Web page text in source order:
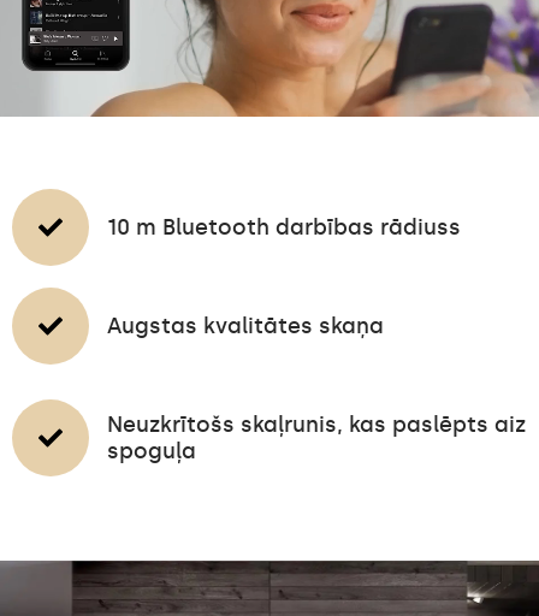
10 m Bluetooth darbības rādiuss
Augstas kvalitātes skaņa
Neuzkrītošs skaļrunis, kas paslēpts aiz
spoguļa